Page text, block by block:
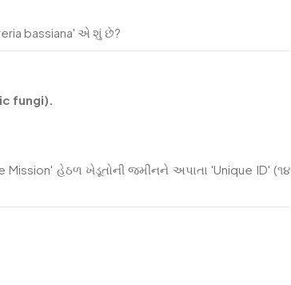
bassiana' એ શું છે?
fungi).
Mission' હેઠળ ખેડૂતોની જમીનને અપાતા 'Unique ID' (૧૪